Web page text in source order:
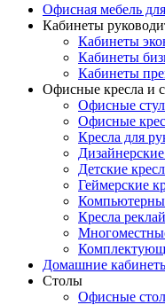
Офисная мебель
Кабинеты
Кабинеты
Кабинеты
Кабинеты
Офисные кресла и
Офисные
Офисные
Кресла для
Детские
Геймерские
Кресла
Домашние
Столы
Офисные